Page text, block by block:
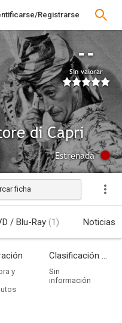
Registrarse
--
Sin valorar
di Capri
Estrenada
ficha
/ Blu-Ray (1) Noticias
y
Clasificación por edades
Sin
información